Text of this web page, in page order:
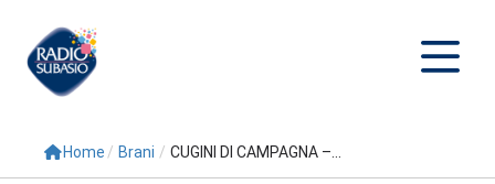
Cerca
Home / Brani / CUGINI DI CAMPAGNA –...